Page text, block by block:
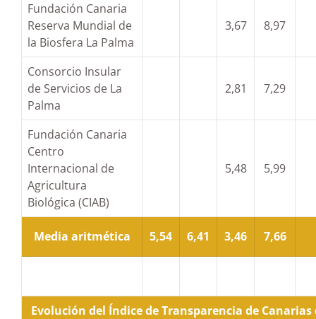
Fundación Canaria
Reserva Mundial de
la Biosfera La Palma
3,67 8,97
Consorcio Insular
de Servicios de La
Palma
2,81 7,29
Fundación Canaria
Centro
Internacional de
Agricultura
Biológica (CIAB)
5,48 5,99
Media aritmética 5,54 6,41 3,46 7,66
Evolución del Índice de Transparencia de Canarias